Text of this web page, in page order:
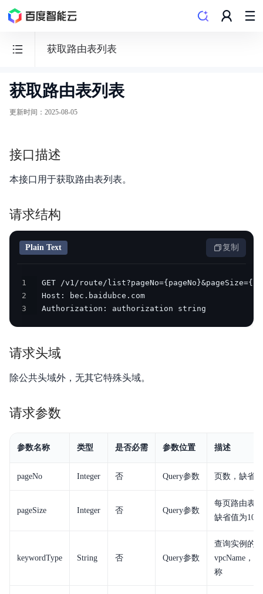
获取路由表列表
边
缘
节
点
BEC
功能发布记录
产品描述
产品定价
操作指南
API 1.0参考
常见问题
获取路由表列表
更新时间 ： 2025-08-05
接口描述
本接口用于获取路由表列表。
请求结构
Plain Text 复制
1
2
3
Authorization: authorization string
请求头域
除公共头域外，无其它特殊头域。
请求参数
参数名称 类型 是否必需 参数位置 描述
pageNo Integer 否 Query参数 页数，缺省
pageSize Integer 否 Query参数
每页路由表
缺省值为1000
keywordType String 否 Query参数
查询实例的
vpcName，
称